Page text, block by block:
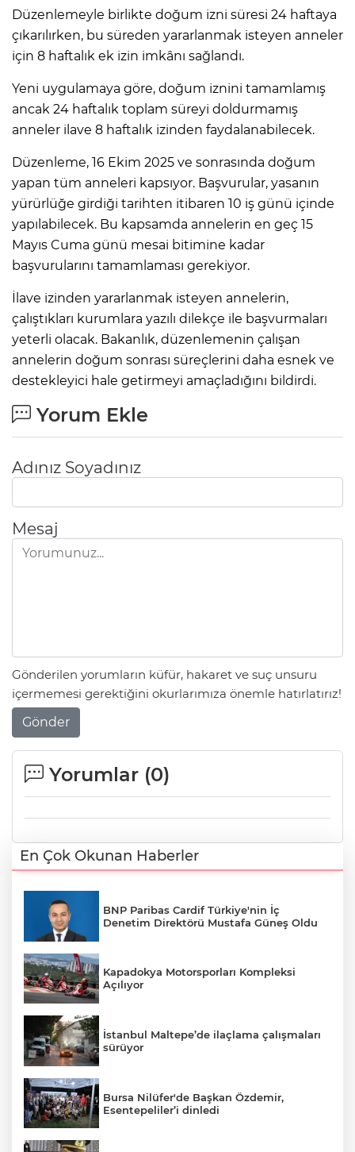
Düzenlemeyle birlikte doğum izni süresi 24 haftaya
çıkarılırken, bu süreden yararlanmak isteyen anneler
için 8 haftalık ek izin imkânı sağlandı.
Yeni uygulamaya göre, doğum iznini tamamlamış
ancak 24 haftalık toplam süreyi doldurmamış
anneler ilave 8 haftalık izinden faydalanabilecek.
Düzenleme, 16 Ekim 2025 ve sonrasında doğum
yapan tüm anneleri kapsıyor. Başvurular, yasanın
yürürlüğe girdiği tarihten itibaren 10 iş günü içinde
yapılabilecek. Bu kapsamda annelerin en geç 15
Mayıs Cuma günü mesai bitimine kadar
başvurularını tamamlaması gerekiyor.
İlave izinden yararlanmak isteyen annelerin,
çalıştıkları kurumlara yazılı dilekçe ile başvurmaları
yeterli olacak. Bakanlık, düzenlemenin çalışan
annelerin doğum sonrası süreçlerini daha esnek ve
destekleyici hale getirmeyi amaçladığını bildirdi.
Yorum Ekle
Adınız Soyadınız
Mesaj
Gönderilen yorumların küfür, hakaret ve suç unsuru
içermemesi gerektiğini okurlarımıza önemle hatırlatırız!
Gönder
Yorumlar (0)
En Çok Okunan Haberler
BNP Paribas Cardif Türkiye'nin İç
Denetim Direktörü Mustafa Güneş Oldu
Kapadokya Motorsporları Kompleksi
Açılıyor
İstanbul Maltepe’de ilaçlama çalışmaları
sürüyor
Bursa Nilüfer'de Başkan Özdemir,
Esentepeliler’i dinledi